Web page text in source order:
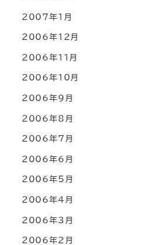
2007年1月
2006年12月
2006年11月
2006年10月
2006年9月
2006年8月
2006年7月
2006年6月
2006年5月
2006年4月
2006年3月
2006年2月